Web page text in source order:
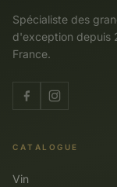
Spécialiste des
d'exception depuis
France.
CATALOGUE
Vin